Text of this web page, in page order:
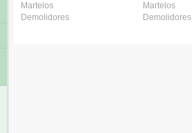
Martelos
Demolidores
Martelos
Demolidores